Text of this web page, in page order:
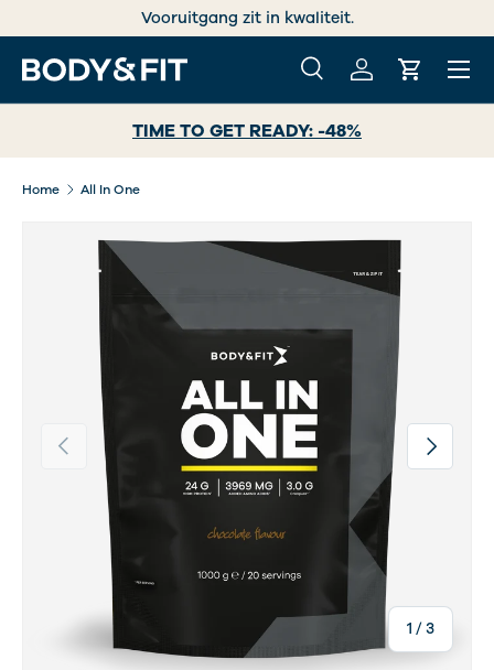
GA NAAR INHOUD
Vooruitgang zit in kwaliteit.
Zoeken
ZoekenInloggen
Menu
TIME TO GET READY: -48%
Home All In One
Vorige
1 /van
3
Volgende